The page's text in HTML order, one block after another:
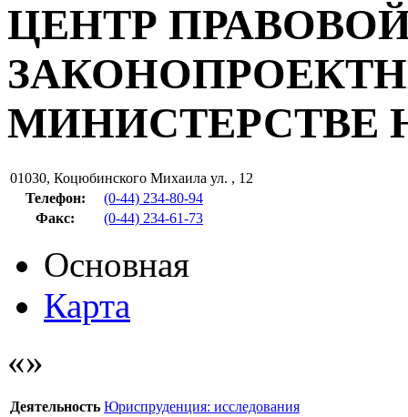
ЦЕНТР
МИНИСТЕРСТВЕ
01030, Коцюбинского Михаила ул. , 12
Телефон:
(0-44) 234-80-94
Факс: (0-44) 234-61-73
Основная
Карта
Деятельность Юриспруденция: исследования